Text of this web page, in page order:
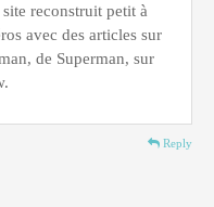
reconstruit petit à
avec des articles sur
de Superman, sur
Reply